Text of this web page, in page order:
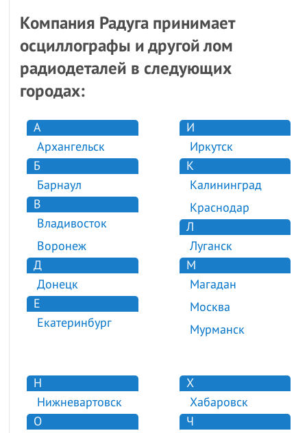
Компания Радуга принимает
осциллографы и другой лом
радиодеталей в следующих
городах:
А
Архангельск
Б
Барнаул
В
Владивосток
Воронеж
Д
Донецк
Е
Екатеринбург
И
Иркутск
К
Калининград
Краснодар
Л
Луганск
М
Магадан
Москва
Мурманск
Н
Нижневартовск
О
Х
Хабаровск
Ч